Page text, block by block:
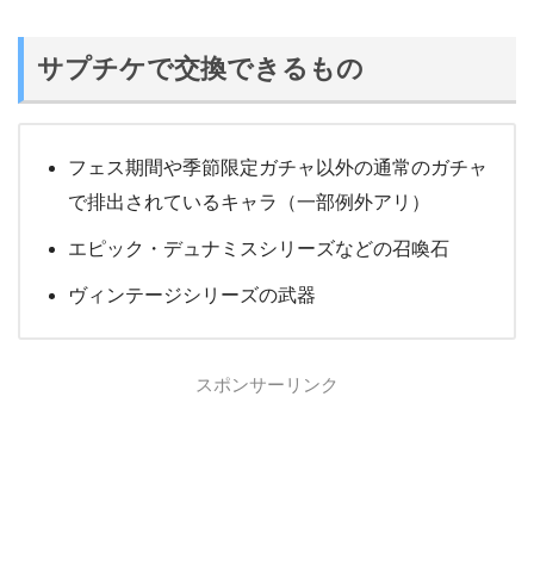
サプチケで交換できるもの
フェス期間や季節限定ガチャ以外の通常のガチャ
で排出されているキャラ（一部例外アリ）
エピック・デュナミスシリーズなどの召喚石
ヴィンテージシリーズの武器
スポンサーリンク